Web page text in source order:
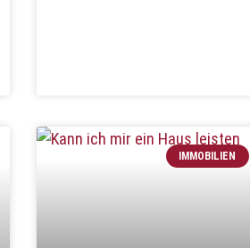
IMMOBILIEN